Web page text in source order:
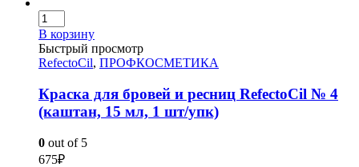
В корзину
Быстрый просмотр
RefectoCil, ПРОФКОСМЕТИКА
Краска для бровей и ресниц RefectoCil № 4
(каштан, 15 мл, 1 шт/упк)
0 out of 5
675₽